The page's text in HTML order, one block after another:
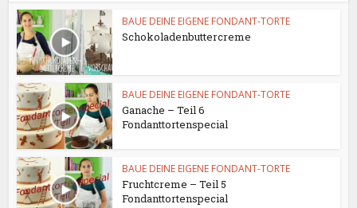
BAUE DEINE EIGENE FONDANT-TORTE
Schokoladenbuttercreme
BAUE DEINE EIGENE FONDANT-TORTE
Ganache – Teil 6
Fondanttortenspecial
BAUE DEINE EIGENE FONDANT-TORTE
Fruchtcreme – Teil 5
Fondanttortenspecial